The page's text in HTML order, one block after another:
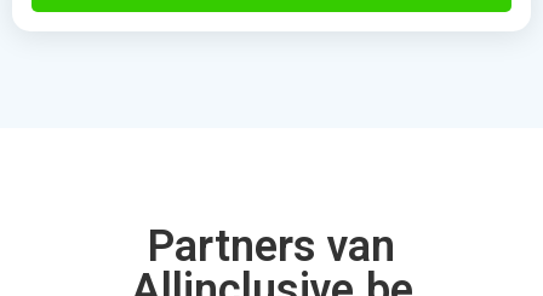
Partners van